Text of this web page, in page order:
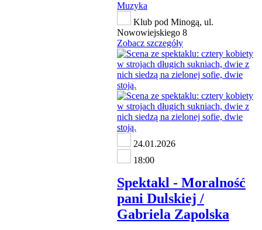
Muzyka
Klub pod Minogą, ul.
Nowowiejskiego 8
Zobacz szczegóły
24.01.2026
18:00
Spektakl - Moralność
pani Dulskiej /
Gabriela Zapolska